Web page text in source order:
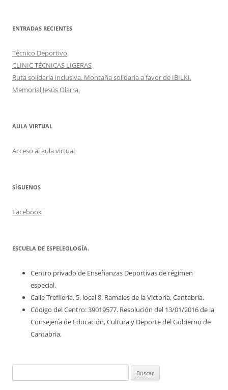
ENTRADAS RECIENTES
Técnico Deportivo
CLINIC TÉCNICAS LIGERAS
Ruta solidaria inclusiva. Montaña solidaria a favor de IBILKI.
Memorial Jesús Olarra.
AULA VIRTUAL
Acceso al aula virtual
SÍGUENOS
Facebook
ESCUELA DE ESPELEOLOGÍA.
Centro privado de Enseñanzas Deportivas de régimen
especial.
Calle Trefilería, 5, local 8. Ramales de la Victoria, Cantabria.
Código del Centro: 39019577. Resolución del 13/01/2016 de la
Consejería de Educación, Cultura y Deporte del Gobierno de
Cantabria.